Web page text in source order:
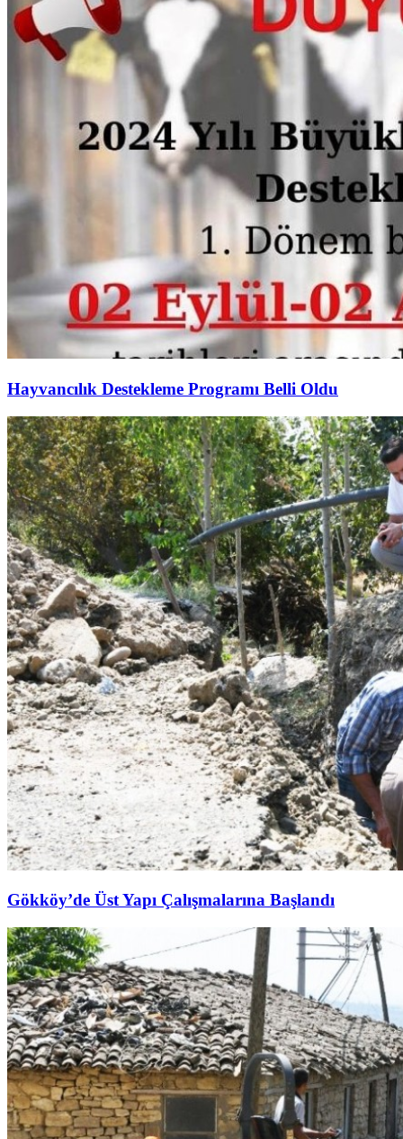
Hayvancılık Destekleme Programı Belli Oldu
Gökköy’de Üst Yapı Çalışmalarına Başlandı